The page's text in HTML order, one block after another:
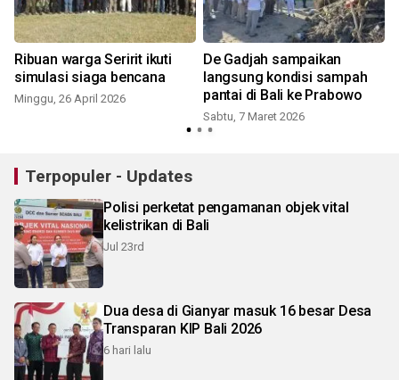
Ribuan warga Seririt ikuti
simulasi siaga bencana
Minggu, 26 April 2026
De Gadjah sampaikan
langsung kondisi sampah
pantai di Bali ke Prabowo
Sabtu, 7 Maret 2026
Terpopuler - Updates
Polisi perketat pengamanan objek vital
kelistrikan di Bali
Jul 23rd
Dua desa di Gianyar masuk 16 besar Desa
Transparan KIP Bali 2026
6 hari lalu